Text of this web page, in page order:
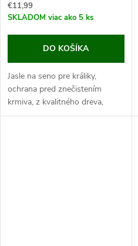
€11,99
SKLADOM viac ako 5 ks
DO KOŠÍKA
Jasle na seno pre králiky,
ochrana pred znečistením
krmiva, z kvalitného dreva,
jednoduchá montáž, rozmery